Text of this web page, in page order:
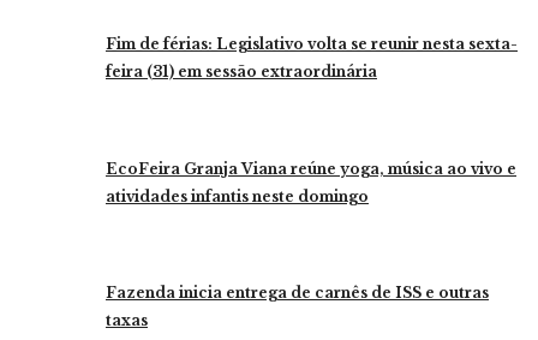
Fim de férias: Legislativo volta se reunir nesta sexta-
feira (31) em sessão extraordinária
EcoFeira Granja Viana reúne yoga, música ao vivo e
atividades infantis neste domingo
Fazenda inicia entrega de carnês de ISS e outras
taxas